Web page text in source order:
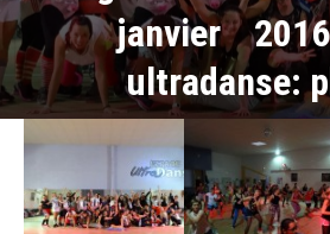
janvier
ultradanse: